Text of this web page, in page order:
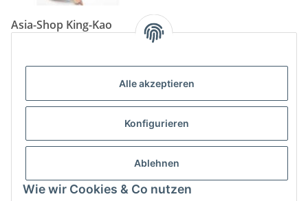
Alle akzeptieren
Konfigurieren
Ablehnen
Wie wir Cookies & Co nutzen
Asia-Shop King-Kao
Tel: (06825) 499-104
info@king-kao.de
Öffnungszeiten (Mo-Sa.) 9:00 - 19:00
Gesetzliche Informationen